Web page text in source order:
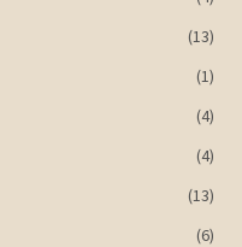
(13)
(1)
(4)
(4)
(13)
(6)